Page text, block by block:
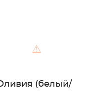
⚠
(белый/